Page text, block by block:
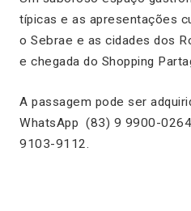
típicas e as apresentações
o Sebrae e as cidades dos
e chegada do Shopping
A passagem pode ser
WhatsApp (83) 9 9900-
9103-9112.